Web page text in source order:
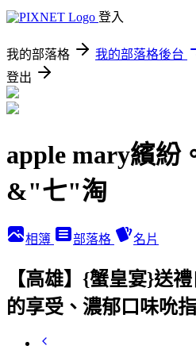
登入
我的部落格 我的部落格後台
登出
apple mary繽紛
&"七"淘
相簿 部落格 名片
【高雄】{蟹皇宴}送
的享受、濃郁口味吮